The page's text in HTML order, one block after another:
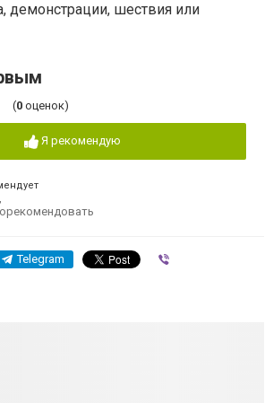
демонстрации, шествия или
(0 оценок)
Я рекомендую
Telegram